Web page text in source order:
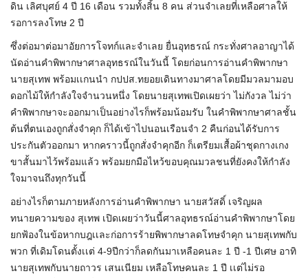
ดิน เลิศบุศย์ 4 ปี 16 เดือน รวมทั้งสิ้น 8 คน ส่วนจำเลยที่เหลือศาลให้
รอการลงโทษ 2 ปี
ซึ่งต่อมาต่อมาอัยการโจทก์และจำเลย ยื่นอุทธรณ์ กระทั่งศาลอาญาได้
นัดอ่านคำพิพากษาศาลอุทธรณ์ในวันนี้ โดยก่อนการอ่านคำพิพากษา
นายสุเทพ พร้อมเเกนนำ กปปส.ทยอยเดินทางมาศาลโดยมีมวลมามอบ
ดอกไม้ให้กำลังใจจำนวนหนึ่ง โดยนายสุเทพเปิดเผยว่า ไม่กังวล ไม่ว่า
คำพิพากษาจะออกมาเป็นอย่างไรก็พร้อมน้อมรับ ในคำพิพากษาศาลชั้น
ต้นที่ตนเองถูกสั่งจำคุก ก็ได้เข้าไปนอนเรือนจำ 2 คืนก่อนได้รับการ
ประกันตัวออกมา หากคราวนี้ถูกสั่งจำคุกอีก ก็เตรียมเสื้อผ้าชุดกางเกง
ขาสั้นมาไว้พร้อมแล้ว พร้อมยกมือไหว้ขอบคุณมวลชนที่ยังคงให้กำลัง
ใจมาจนถึงทุกวันนี้
อย่างไรก็ตามภายหลังการอ่านคำพิพากษา นายสวัสดิ์ เจริญผล
ทนายความของ สุเทพ เปิดเผยว่าวันนี้ศาลอุทธรณ์อ่านคำพิพากษาโดย
ยกฟ้องในข้อหากบฎเเละก่อการร้ายพิพากษาลดโทษจำคุก นายสุเทพกับ
พวก ที่เดิมโดนตั้งเเต่ 4-9ปีกว่าก็ลดกันมาเหลือคนละ 1 ปี -1 ปีเศษ อาทิ
นายสุเทพกับนายถาวร เสนเนียม เหลือโทษคนละ 1 ปี เเต่ไม่รอ